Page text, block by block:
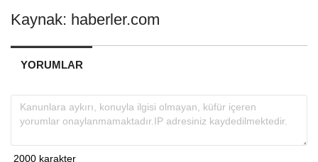
Kaynak: haberler.com
YORUMLAR